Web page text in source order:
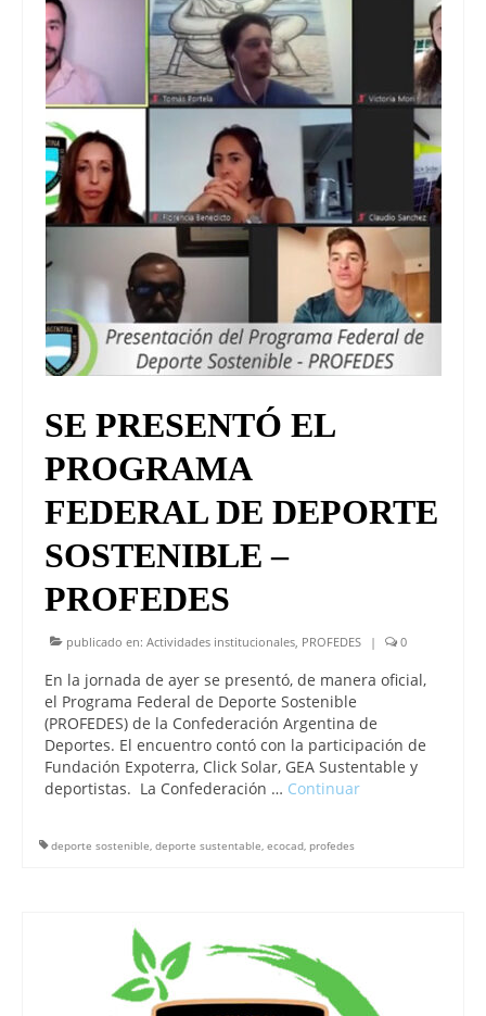
UNIVERSO CAD
NOTICIAS
CAD MEDIA
CAD FEDERAL
SE PRESENTÓ EL
PROGRAMA
FEDERAL DE DEPORTE
SOSTENIBLE –
PROFEDES
publicado en: Actividades institucionales, PROFEDES | 0
En la jornada de ayer se presentó, de manera oficial,
el Programa Federal de Deporte Sostenible
(PROFEDES) de la Confederación Argentina de
Deportes. El encuentro contó con la participación de
Fundación Expoterra, Click Solar, GEA Sustentable y
deportistas. La Confederación … Continuar
deporte sostenible, deporte sustentable, ecocad, profedes